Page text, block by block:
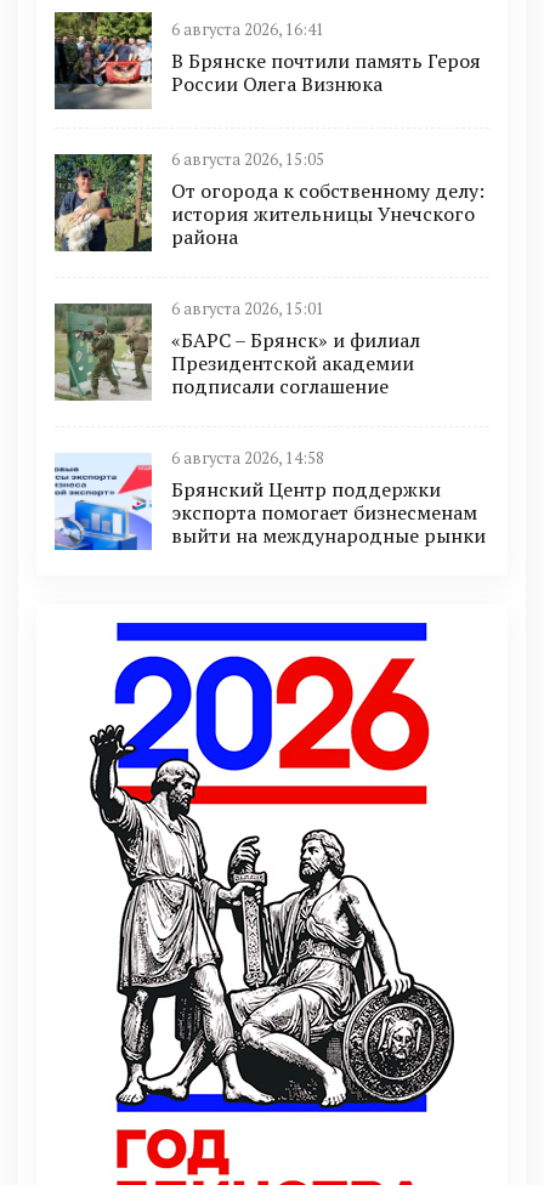
6 августа 2026, 16:41
В Брянске почтили память Героя
России Олега Визнюка
6 августа 2026, 15:05
От огорода к собственному делу:
история жительницы Унечского
района
6 августа 2026, 15:01
«БАРС – Брянск» и филиал
Президентской академии
подписали соглашение
6 августа 2026, 14:58
Брянский Центр поддержки
экспорта помогает бизнесменам
выйти на международные рынки